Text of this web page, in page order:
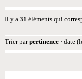
Il y a 31 éléments qui
Trier par pertinence · date